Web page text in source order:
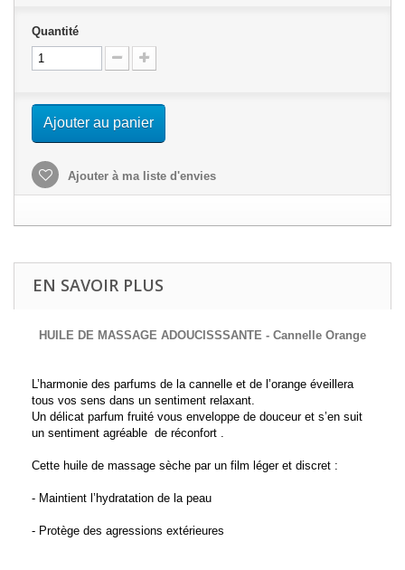
Quantité
Ajouter au panier
Ajouter à ma liste d'envies
EN SAVOIR PLUS
HUILE DE MASSAGE ADOUCISSSANTE - Cannelle Orange
L’harmonie des parfums de la cannelle et de l’orange éveillera
tous vos sens dans un sentiment relaxant.
Un délicat parfum fruité vous enveloppe de douceur et s’en suit
un sentiment agréable de réconfort .
Cette huile de massage sèche par un film léger et discret :
- Maintient l’hydratation de la peau
- Protège des agressions extérieures